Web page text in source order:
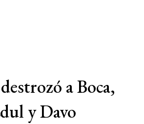
a Boca,
y Davo